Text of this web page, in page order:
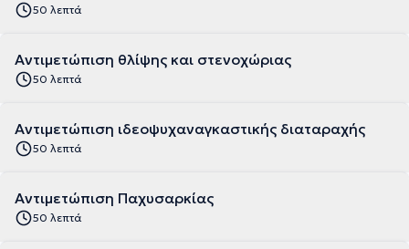
50 λεπτά
Αντιμετώπιση θλίψης και στενοχώριας
50 λεπτά
Αντιμετώπιση ιδεοψυχαναγκαστικής διαταραχής
50 λεπτά
Αντιμετώπιση Παχυσαρκίας
50 λεπτά